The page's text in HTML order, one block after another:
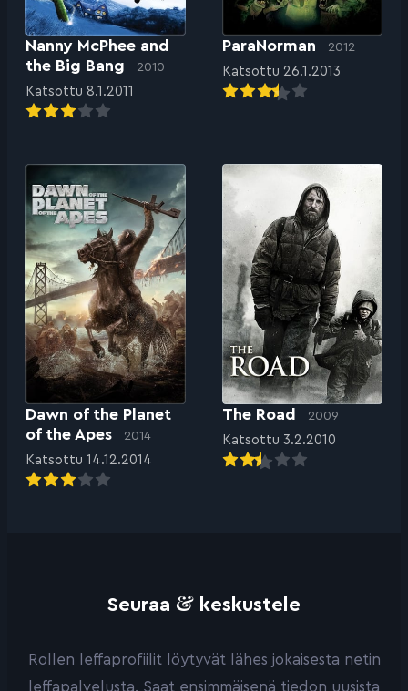
Nanny McPhee and
the Big Bang
2010
Katsottu 8.1.2011
ParaNorman 2012
Katsottu 26.1.2013
Dawn of the Planet
of the Apes
2014
Katsottu 14.12.2014
The Road 2009
Katsottu 3.2.2010
Seuraa & keskustele
Rollen leffaprofiilit löytyvät lähes jokaisesta netin
leffapalvelusta. Saat ensimmäisenä tiedon uusista